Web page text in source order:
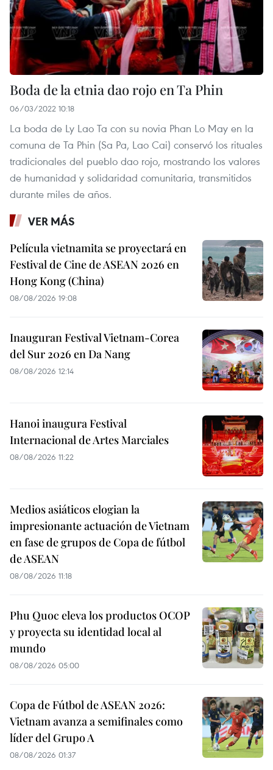
Boda de la etnia dao rojo en Ta Phin
06/03/2022 10:18
La boda de Ly Lao Ta con su novia Phan Lo May en la
comuna de Ta Phin (Sa Pa, Lao Cai) conservó los rituales
tradicionales del pueblo dao rojo, mostrando los valores
de humanidad y solidaridad comunitaria, transmitidos
durante miles de años.
VER MÁS
Película vietnamita se proyectará en
Festival de Cine de ASEAN 2026 en
Hong Kong (China)
08/08/2026 19:08
Inauguran Festival Vietnam-Corea
del Sur 2026 en Da Nang
08/08/2026 12:14
Hanoi inaugura Festival
Internacional de Artes Marciales
08/08/2026 11:22
Medios asiáticos elogian la
impresionante actuación de Vietnam
en fase de grupos de Copa de fútbol
de ASEAN
08/08/2026 11:18
Phu Quoc eleva los productos OCOP
y proyecta su identidad local al
mundo
08/08/2026 05:00
Copa de Fútbol de ASEAN 2026:
Vietnam avanza a semifinales como
líder del Grupo A
08/08/2026 01:37